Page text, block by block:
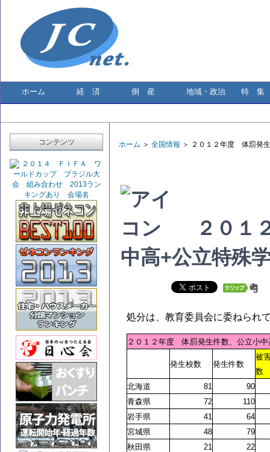
ホーム 経 済 倒 産 地域・政治 特 集
コンテンツ ホーム ＞ 全国情報 ＞ ２０１２年度 体罰発
２０１
中高+公立特殊
処分は、教育委員会に委ねられ
２０１２年度 体罰発生件数、公立小中
発生校数 発生件数
被
数
北海道
81
90
青森県
72
110
岩手県
41
64
宮城県
48
79
秋田県
21
22